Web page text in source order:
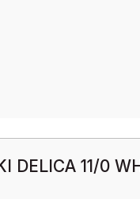
DELICA 11/0